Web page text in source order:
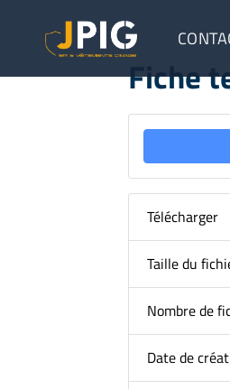
Fiche
Télécharger
Taille du
Nombre de
Date de